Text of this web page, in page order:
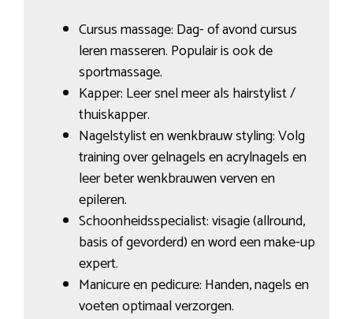
Cursus massage: Dag- of avond cursus
leren masseren. Populair is ook de
sportmassage.
Kapper: Leer snel meer als hairstylist /
thuiskapper.
Nagelstylist en wenkbrauw styling: Volg
training over gelnagels en acrylnagels en
leer beter wenkbrauwen verven en
epileren.
Schoonheidsspecialist: visagie (allround,
basis of gevorderd) en word een make-up
expert.
Manicure en pedicure: Handen, nagels en
voeten optimaal verzorgen.